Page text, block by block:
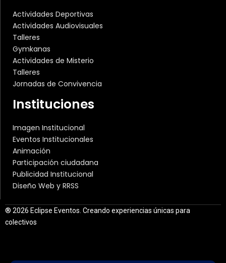
Actividades Deportivas
Actividades Audiovisuales
Talleres
Gymkanas
Actividades de Misterio
Talleres
Jornadas de Convivencia
Instituciones
Imagen Institucional
Eventos Institucionales
Animación
Participación ciudadana
Publicidad Institucional
Diseño Web y RRSS
® 2026 Eclipse Eventos. Creando experiencias únicas para
colectivos